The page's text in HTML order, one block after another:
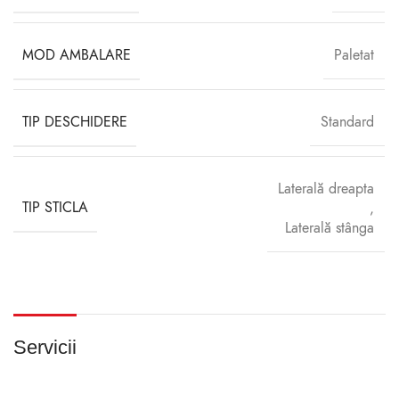
MOD AMBALARE Paletat
TIP DESCHIDERE Standard
TIP STICLA
Laterală dreapta
,
Laterală stânga
Servicii